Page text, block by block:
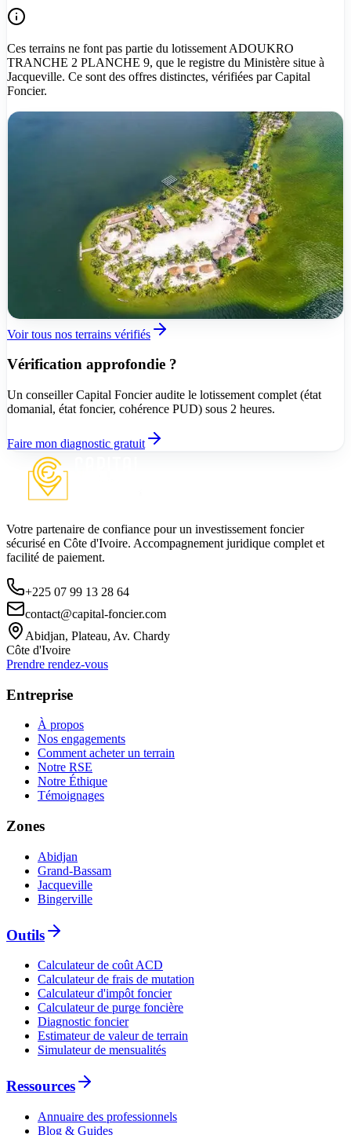
Ces terrains ne font pas partie du lotissement ADOUKRO
TRANCHE 2 PLANCHE 9, que le registre du Ministère situe à
Jacqueville. Ce sont des offres distinctes, vérifiées par Capital
Foncier.
Entre Avagou et Taboth
lots disponibles
TER-2026-5RDCD
Voir tous nos terrains vérifiés
Vérification approfondie ?
Un conseiller Capital Foncier audite le lotissement complet (état
domanial, état foncier, cohérence PUD) sous 2 heures.
Faire mon diagnostic gratuit
Votre partenaire de confiance pour un investissement foncier
sécurisé en Côte d'Ivoire. Accompagnement juridique complet et
facilité de paiement.
+225 07 99 13 28 64
contact@capital-foncier.com
Abidjan, Plateau, Av. Chardy
Côte d'Ivoire
Prendre rendez-vous
Entreprise
À propos
Nos engagements
Comment acheter un terrain
Notre RSE
Notre Éthique
Témoignages
Zones
Abidjan
Grand-Bassam
Jacqueville
Bingerville
Outils
Calculateur de coût ACD
Calculateur de frais de mutation
Calculateur d'impôt foncier
Calculateur de purge foncière
Diagnostic foncier
Estimateur de valeur de terrain
Simulateur de mensualités
Ressources
Annuaire des professionnels
Blog & Guides